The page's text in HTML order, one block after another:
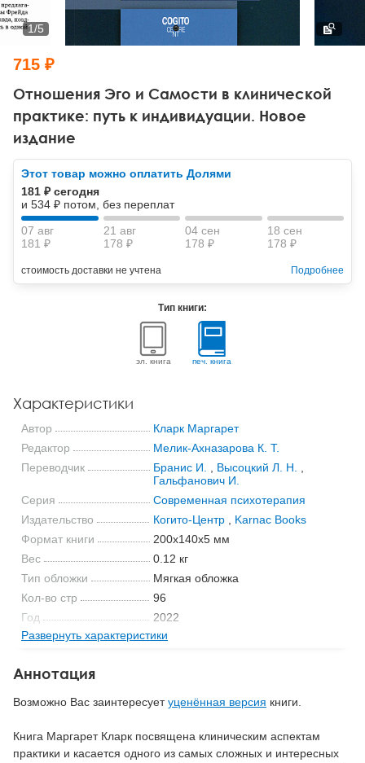
Тревожные расстройства, панические атаки
Психодрама
Другие направления психотерапии
Классический, эриксоновский гипноз и НЛП
НЛП
Психология труда и эргономика
Социальная психология
Социальная и организационная психология
Классический и юнгианский психоанализ
Отношения Эго и Самости в клинической
практике: путь к индивидуации. Новое
издание
1/5
715 ₽
Этот товар можно оплатить Долями
181 ₽ сегодня
и 534 ₽ потом, без переплат
07 авг
181 ₽
21 авг
178 ₽
04 сен
178 ₽
18 сен
178 ₽
стоимость доставки не учтена Подробнее
Тип книги:
эл. книга печ. книга
Характеристики
Автор
Кларк Маргарет
Редактор
Мелик‑Ахназарова К. Т.
Переводчик
Бранис И. Высоцкий Л. Н.
Гальфанович И.
Серия
Современная психотерапия
Издательство
Когито-Центр, Karnac Books
Формат книги
200x140x5 мм
Вес
0.12 кг
Тип обложки
Мягкая обложка
Кол-во стр
96
Год
2022
ISBN
978-5-89353-645-4
Развернуть характеристики
Аннотация
Возможно Вас заинтересуетуценённая версия книги.
Книга Маргарет Кларк посвящена клиническим аспектам
практики и касается одного из самых сложных и интересных